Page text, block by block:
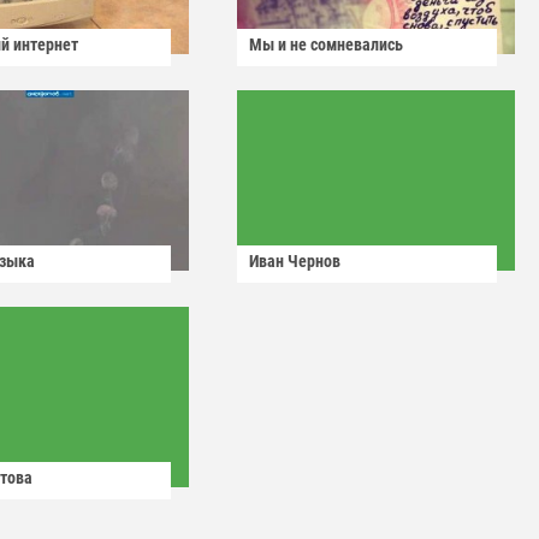
интернет Мы и не сомневались
Иван Чернов